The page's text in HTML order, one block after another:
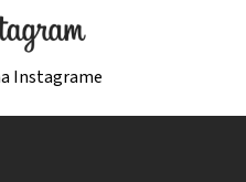
Instagrame